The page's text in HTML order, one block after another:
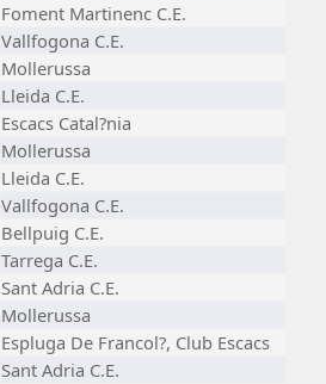
Foment Martinenc C.E.
Vallfogona C.E.
Mollerussa
Lleida C.E.
Escacs Catal?nia
Mollerussa
Lleida C.E.
Vallfogona C.E.
Bellpuig C.E.
Tarrega C.E.
Sant Adria C.E.
Mollerussa
Espluga De Francol?, Club Escacs
Sant Adria C.E.